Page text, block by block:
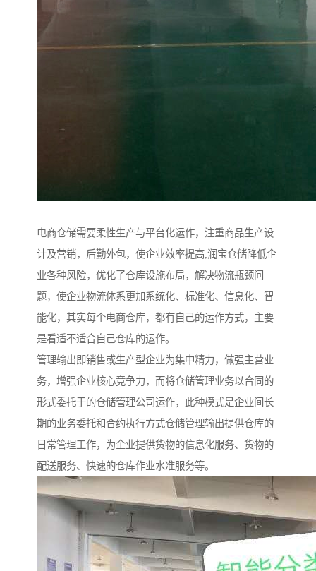
电商仓储需要柔性生产与平台化运作，注重商品生产设
计及营销，后勤外包，使企业效率提高;润宝仓储降低企
业各种风险，优化了仓库设施布局，解决物流瓶颈问
题，使企业物流体系更加系统化、标准化、信息化、智
能化，其实每个电商仓库，都有自己的运作方式，主要
是看适不适合自己仓库的运作。
管理输出即销售或生产型企业为集中精力，做强主营业
务，增强企业核心竞争力，而将仓储管理业务以合同的
形式委托于的仓储管理公司运作，此种模式是企业间长
期的业务委托和合约执行方式仓储管理输出提供仓库的
日常管理工作，为企业提供货物的信息化服务、货物的
配送服务、快速的仓库作业水准服务等。